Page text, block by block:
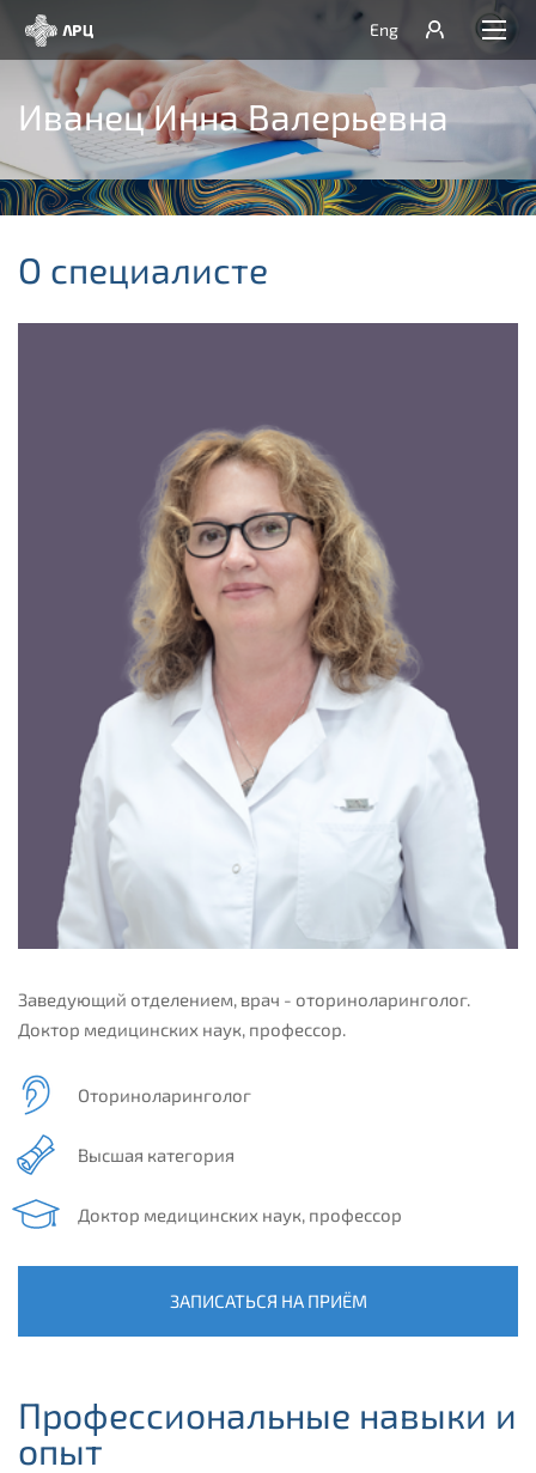
Eng
Иванец Инна Валерьевна
О специалисте
Заведующий отделением, врач - оториноларинголог.
Доктор медицинских наук, профессор.
Оториноларинголог
Высшая категория
Доктор медицинских наук, профессор
ЗАПИСАТЬСЯ НА ПРИЁМ
Профессиональные навыки и
опыт